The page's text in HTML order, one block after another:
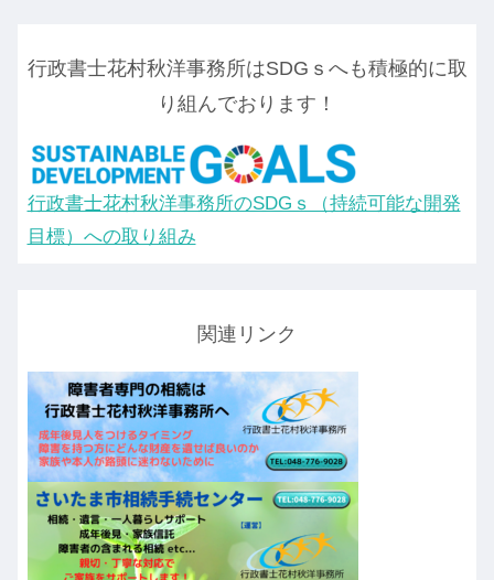
行政書士花村秋洋事務所はSDGｓへも積極的に取
り組んでおります！
行政書士花村秋洋事務所のSDGｓ（持続可能な開発
目標）への取り組み
関連リンク